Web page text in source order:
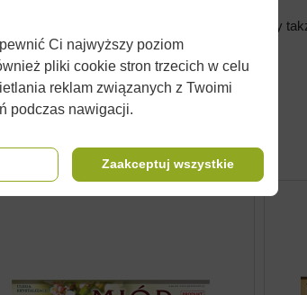
informacyjne lub banery, proponujemy
to jednak ich właściwości użytkowych.
Ci najwyższy poziom
pliki cookie stron trzecich w celu
reklam związanych z Twoimi
podczas nawigacji.
Zaakceptuj wszystkie